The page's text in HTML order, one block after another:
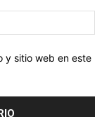
y sitio web en este